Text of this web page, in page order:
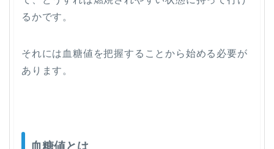
るかです。
それには血糖値を把握することから始める必要が
あります。
血糖値とは